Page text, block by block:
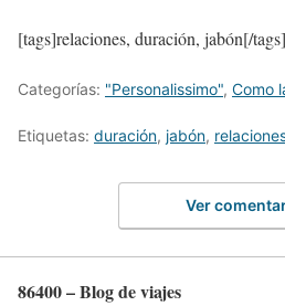
[tags]relaciones, duración, jabón[/tags]
Categorías: "Personalissimo", Como
Etiquetas: duración, jabón,
Ver
86400 – Blog de viajes